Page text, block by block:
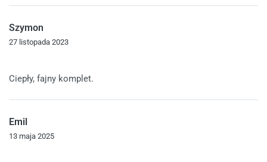
Szymon
27 listopada 2023
Ciepły, fajny komplet.
Emil
13 maja 2025